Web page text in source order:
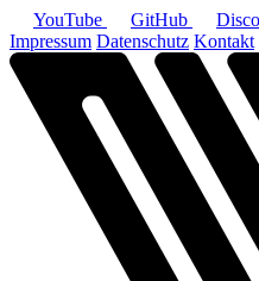
YouTube GitHub
Impressum Datenschutz Kontakt